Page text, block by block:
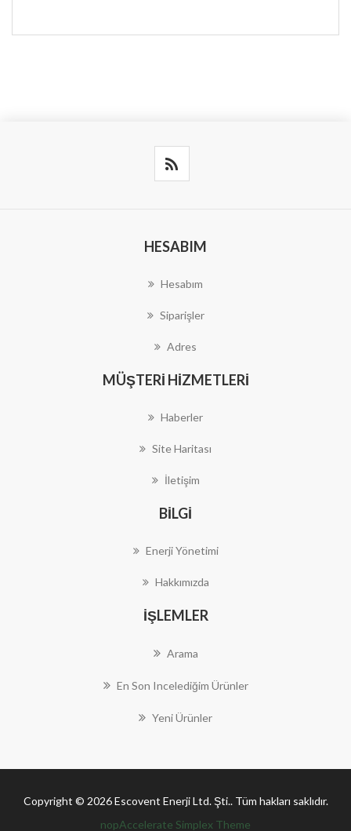
HESABIM
Hesabım
Siparişler
Adres
MÜŞTERI HIZMETLERI
Haberler
Site Haritası
İletişim
BILGI
Enerji Yönetimi
Hakkımızda
İŞLEMLER
Arama
En Son Incelediğim Ürünler
Yeni Ürünler
Copyright © 2026 Escovent Enerji Ltd. Şti.. Tüm hakları saklıdır.
nopAccelerate Simplex Theme